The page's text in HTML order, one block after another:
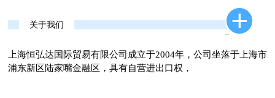
关于我们
上海恒弘达国际贸易有限公司成立于2004年，公司坐落于上海市
浦东新区陆家嘴金融区，具有自营进出口权，